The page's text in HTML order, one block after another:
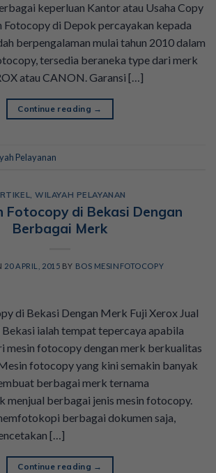
keperluan Kantor atau Usaha Copy
Fotocopy di Depok percayakan kepada
berpengalaman mulai tahun 2010 dalam
tersedia beraneka type dari merk
atau CANON. Garansi […]
Continue reading →
Pelayanan
,WILAYAH PELAYANAN
Fotocopy di Bekasi Dengan
Berbagai Merk
20 APRIL, 2015 BY BOS MESINFOTOCOPY
di Bekasi Dengan Merk Fuji Xerox Jual
ialah tempat tepercaya apabila
mesin fotocopy dengan merk berkualitas
fotocopy yang kini semakin banyak
berbagai merk ternama
menjual berbagai jenis mesin fotocopy.
berbagai dokumen saja,
[…]
Continue reading →